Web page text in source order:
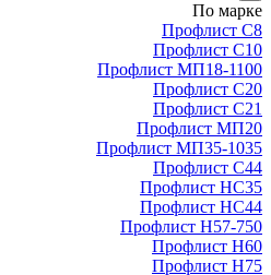
По марке
Профлист С8
Профлист С10
Профлист МП18-1100
Профлист С20
Профлист С21
Профлист МП20
Профлист МП35-1035
Профлист С44
Профлист НС35
Профлист НС44
Профлист Н57-750
Профлист Н60
Профлист Н75